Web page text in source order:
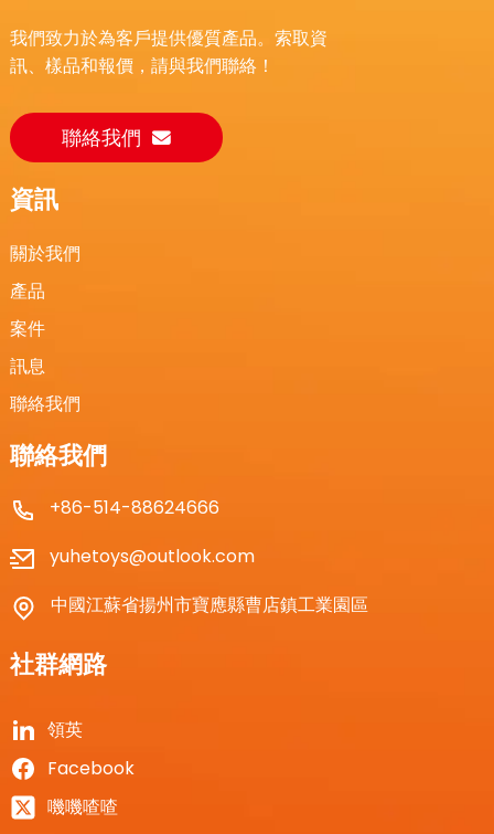
我們致力於為客戶提供優質產品。索取資
訊、樣品和報價，請與我們聯絡！
聯絡我們
資訊
關於我們
產品
案件
訊息
聯絡我們
聯絡我們
+86-514-88624666
yuhetoys@outlook.com
中國江蘇省揚州市寶應縣曹店鎮工業園區
社群網路
領英
Facebook
嘰嘰喳喳